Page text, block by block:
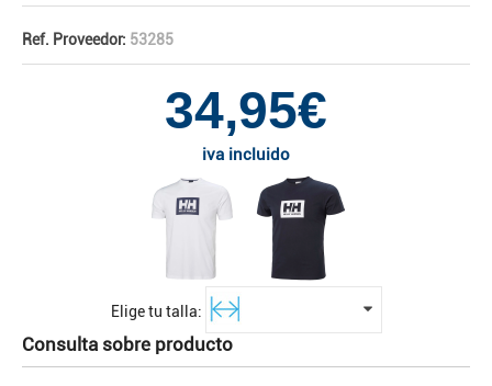
Ref. Proveedor: 53285
34,95€
iva incluido
Elige tu talla:
Consulta sobre producto